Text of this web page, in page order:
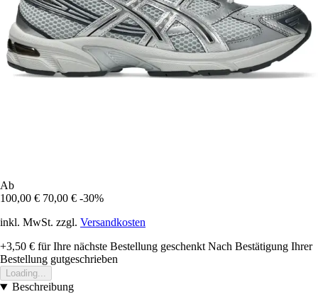
Ab
100,00 € 70,00 € -30%
inkl. MwSt. zzgl. Versandkosten
+3,50 € für Ihre nächste Bestellung geschenkt Nach Bestätigung Ihrer
Bestellung gutgeschrieben
Loading...
Beschreibung